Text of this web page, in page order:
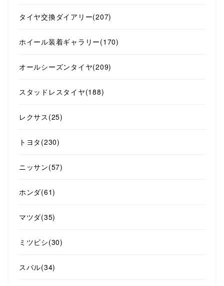
タイヤ交換ダイアリー(207)
ホイール装着ギャラリー(170)
オールシーズンタイヤ(209)
スタッドレスタイヤ(188)
レクサス (25)
トヨタ (230)
ニッサン(57)
ホンダ(61)
マツダ(35)
ミツビシ(30)
スバル(34)